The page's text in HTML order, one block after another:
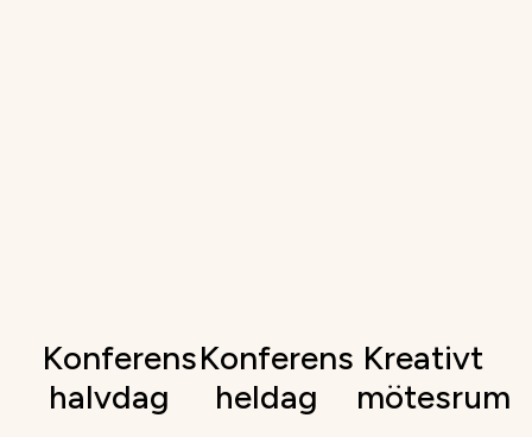
Konferens
halvdag
Konferens
heldag
Kreativt
mötesrum